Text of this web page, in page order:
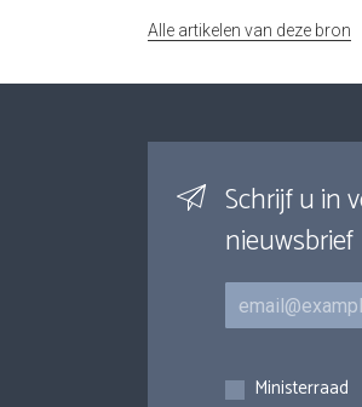
Alle artikelen van deze bron
Schrijf u in
nieuwsbrief
E-mail
Inschrijvingen
Ministerraad